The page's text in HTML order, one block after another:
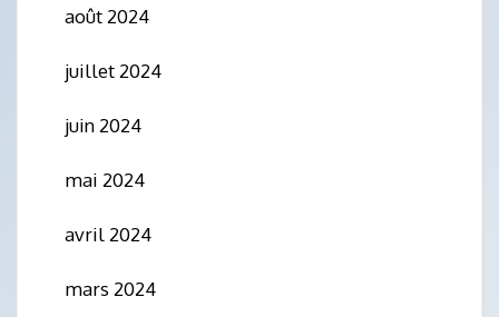
août 2024
juillet 2024
juin 2024
mai 2024
avril 2024
mars 2024